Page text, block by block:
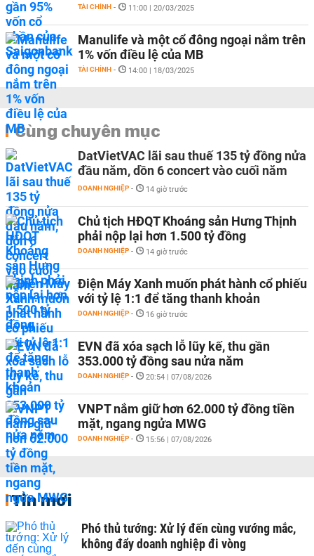
TÀI CHÍNH - 11:00 | 20/03/2025
Manulife và một cổ đông ngoại nắm trên
1% vốn điều lệ của MB
TÀI CHÍNH - 14:00 | 18/03/2025
Cùng chuyên mục
DatVietVAC lãi sau thuế 135 tỷ đồng nửa
đầu năm, dồn 6 concert vào cuối năm
DOANH NGHIỆP - 14 giờ trước
Chủ tịch HĐQT Khoáng sản Hưng Thịnh
phải nộp lại hơn 1.500 tỷ đồng
DOANH NGHIỆP - 14 giờ trước
Điện Máy Xanh muốn phát hành cổ phiếu
với tỷ lệ 1:1 để tăng thanh khoản
DOANH NGHIỆP - 16 giờ trước
EVN đã xóa sạch lỗ lũy kế, thu gần
353.000 tỷ đồng sau nửa năm
DOANH NGHIỆP - 20:54 | 07/08/2026
VNPT nắm giữ hơn 62.000 tỷ đồng tiền
mặt, ngang ngửa MWG
DOANH NGHIỆP - 15:56 | 07/08/2026
Tin mới
Phó thủ tướng: Xử lý đến cùng vướng mắc,
không đẩy doanh nghiệp đi vòng